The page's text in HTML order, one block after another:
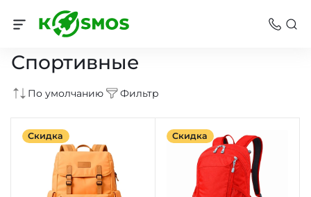
Рюкзаки
Спортивные
По умолчанию Фильтр
Скидка Скидка